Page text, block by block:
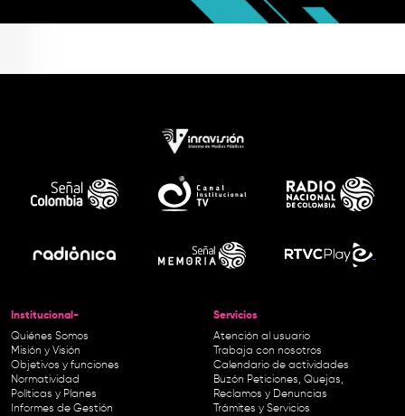
Institucional-
Quiénes Somos
Misión y Visión
Objetivos y funciones
Normatividad
Políticas y Planes
Informes de Gestión
Servicios
Atención al usuario
Trabaja con nosotros
Calendario de actividades
Buzón Peticiones, Quejas,
Reclamos y Denuncias
Trámites y Servicios